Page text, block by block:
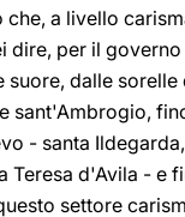
che, a livello
dire, per il governo
dalle sorelle
sant'Ambrogio,
- santa
Teresa d'Avila - e
settore